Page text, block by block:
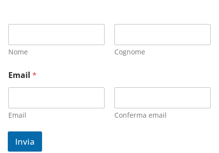
Nome Cognome
Email *
Email Conferma email
Invia